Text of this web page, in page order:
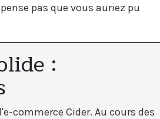
pas que vous auriez pu
:
commerce Cider. Au cours des